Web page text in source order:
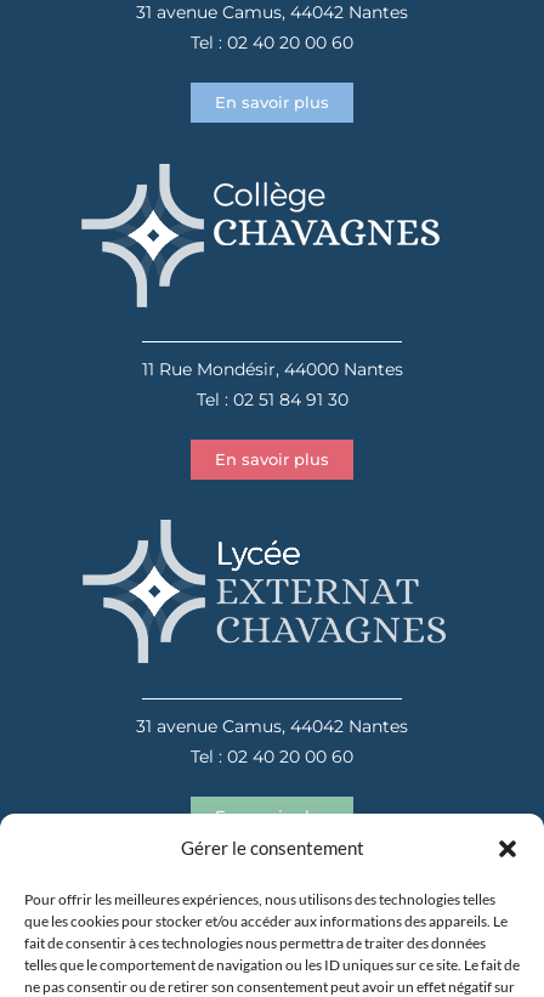
Gérer le consentement
Pour offrir les meilleures expériences, nous utilisons des technologies telles
que les cookies pour stocker et/ou accéder aux informations des appareils. Le
fait de consentir à ces technologies nous permettra de traiter des données
telles que le comportement de navigation ou les ID uniques sur ce site. Le fait de
ne pas consentir ou de retirer son consentement peut avoir un effet négatif sur
31 avenue Camus, 44042 Nantes
Tel : 02 40 20 00 60
En savoir plus
11 Rue Mondésir, 44000 Nantes
Tel : 02 51 84 91 30
En savoir plus
31 avenue Camus, 44042 Nantes
Tel : 02 40 20 00 60
En savoir plus